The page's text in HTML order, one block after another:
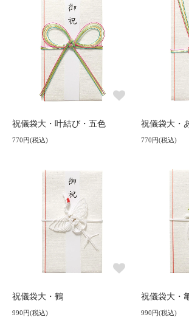
祝儀袋大・叶結び・五色
770円(税込)
祝儀袋大・
770円(税込)
祝儀袋大・鶴
990円(税込)
祝儀袋大・
990円(税込)